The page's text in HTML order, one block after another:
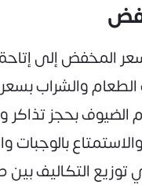
المخفض إلى
الطعام والشراب
الضيوف بحجز تذاكر
بالوجبات
توزيع التكاليف